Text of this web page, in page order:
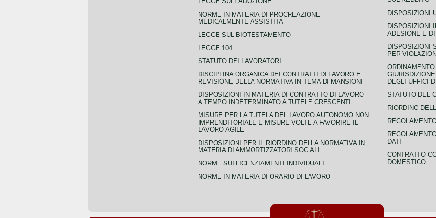
NORME IN MATERIA DI PROCREAZIONE
MEDICALMENTE ASSISTITA
LEGGE SUL BIOTESTAMENTO
LEGGE 104
STATUTO DEI LAVORATORI
DISCIPLINA ORGANICA DEI CONTRATTI DI LAVORO E
REVISIONE DELLA NORMATIVA IN TEMA DI MANSIONI
DISPOSIZIONI IN MATERIA DI CONTRATTO DI LAVORO
A TEMPO INDETERMINATO A TUTELE CRESCENTI
MISURE PER LA TUTELA DEL LAVORO AUTONOMO NON
IMPRENDITORIALE E MISURE VOLTE A FAVORIRE IL
LAVORO AGILE
DISPOSIZIONI PER IL RIORDINO DELLA NORMATIVA IN
MATERIA DI AMMORTIZZATORI SOCIALI
NORME SUI LICENZIAMENTI INDIVIDUALI
NORME IN MATERIA DI ORARIO DI LAVORO
DISPOSIZIONI
DISPOSIZIONI
ADESIONE E
DISPOSIZIONI
PER
DEGLI UFFICI
STATUTO DEL
RIORDINO
DATI
CONTRATTO
DOMESTICO